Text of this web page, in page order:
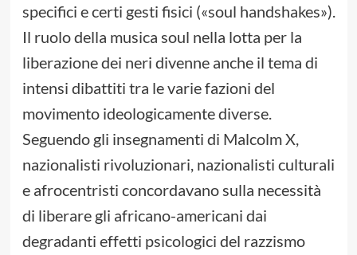
specifici e certi gesti fisici («soul handshakes»).
Il ruolo della musica soul nella lotta per la
liberazione dei neri divenne anche il tema di
intensi dibattiti tra le varie fazioni del
movimento ideologicamente diverse.
Seguendo gli insegnamenti di Malcolm X,
nazionalisti rivoluzionari, nazionalisti culturali
e afrocentristi concordavano sulla necessità
di liberare gli africano-americani dai
degradanti effetti psicologici del razzismo